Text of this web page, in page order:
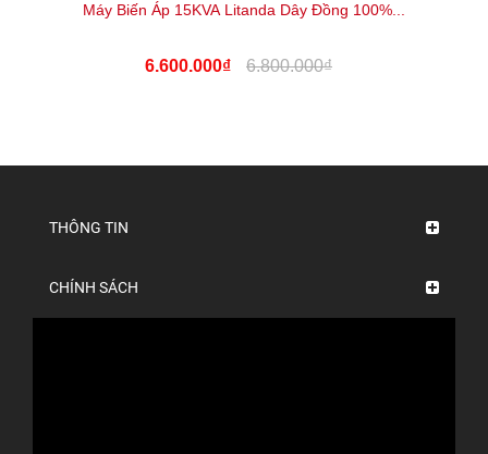
Máy Biến Áp 15KVA Litanda Dây Đồng 100%...
6.600.000₫ 6.800.000₫
THÔNG TIN
CHÍNH SÁCH